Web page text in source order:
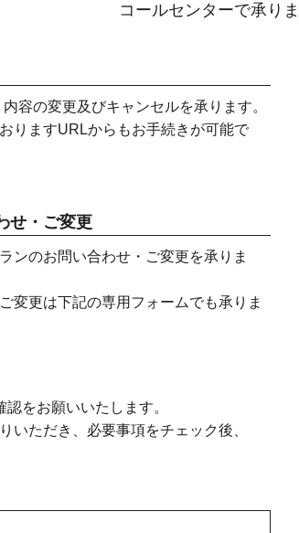
コールセンターで承りま
容の変更及びキャンセルを承ります。
りますURLからもお手続きが可能で
せ・ご変更
ンのお問い合わせ・ご変更を承りま
変更は下記の専用フォームでも承りま
をお願いいたします。
いただき、必要事項をチェック後、